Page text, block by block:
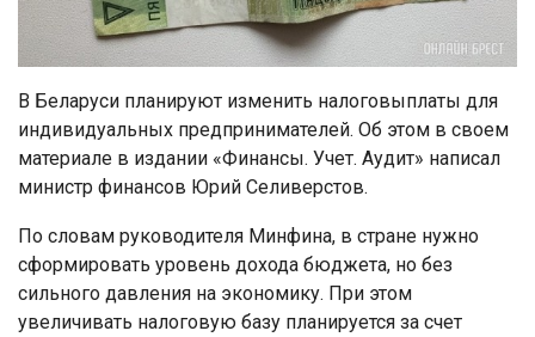
В Беларуси планируют изменить налоговыплаты для
индивидуальных предпринимателей. Об этом в своем
материале в издании «Финансы. Учет. Аудит» написал
министр финансов Юрий Селиверстов.
По словам руководителя Минфина, в стране нужно
сформировать уровень дохода бюджета, но без
сильного давления на экономику. При этом
увеличивать налоговую базу планируется за счет